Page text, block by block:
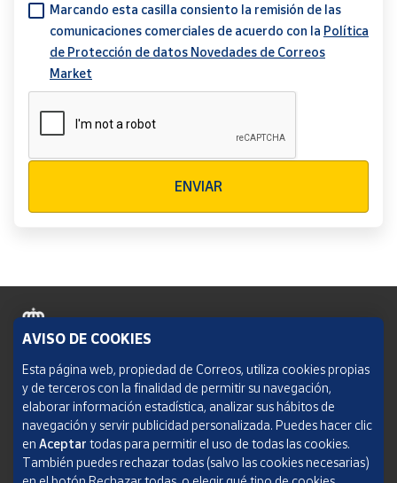
Marcando esta casilla consiento la remisión de las
comunicaciones comerciales de acuerdo con la Política
de Protección de datos Novedades de Correos
Market
ENVIAR
Política de cookies
Aviso legal
Condiciones del servicio
Política de Privacidad Web
AVISO DE COOKIES
Esta página web, propiedad de Correos, utiliza cookies propias
y de terceros con la finalidad de permitir su navegación,
elaborar información estadística, analizar sus hábitos de
navegación y servir publicidad personalizada. Puedes hacer clic
en Aceptar todas para permitir el uso de todas las cookies.
También puedes rechazar todas (salvo las cookies necesarias)